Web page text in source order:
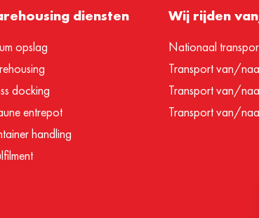
diensten
opslag
docking
entrepot
handling
Wij rijden
Nationaal
Transport van/
Transport van/
Transport van/